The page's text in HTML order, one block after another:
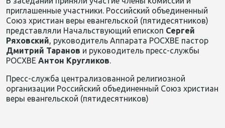
приглашенные участники. Российский объединенный
Союз христиан веры евангельской (пятидесятников)
представляли Начальствующий епископ Сергей
Ряховский, руководитель Аппарата РОСХВЕ пастор
Дмитрий Таранов и руководитель пресс-службы
РОСХВЕ Антон Кругликов.
Пресс-служба централизованной религиозной
организации Российский объединенный Союз христиан
веры евангельской (пятидесятников)